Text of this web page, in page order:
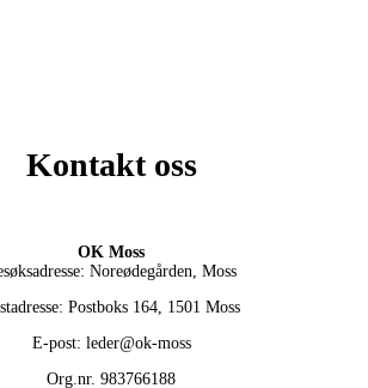
Kontakt oss
OK Moss
Noreødegården, Moss
Postboks 164, 1501 Moss
E-post: leder@ok-moss
Org.nr. 983766188